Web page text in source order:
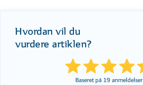
Hvordan vil du
vurdere artiklen?
Baseret på 19 anmeldelser